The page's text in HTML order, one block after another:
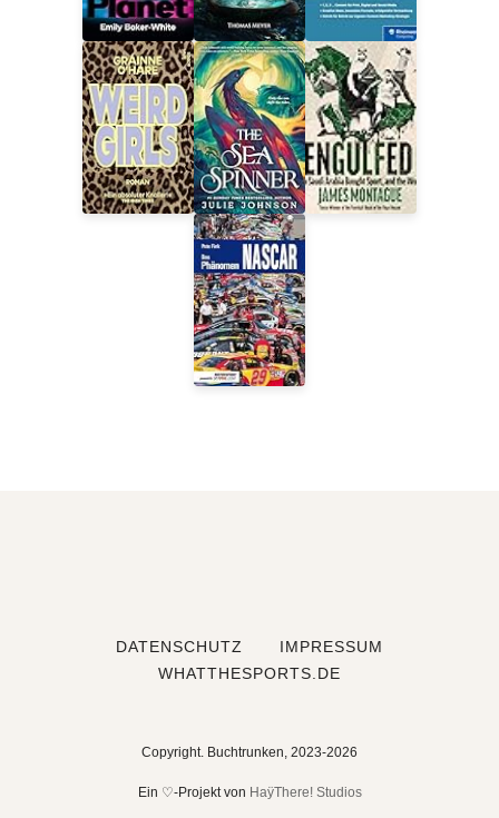
DATENSCHUTZ
IMPRESSUM
WHATTHESPORTS.DE
Copyright. Buchtrunken, 2023-2026
Ein ♡-Projekt von HaÿThere! Studios